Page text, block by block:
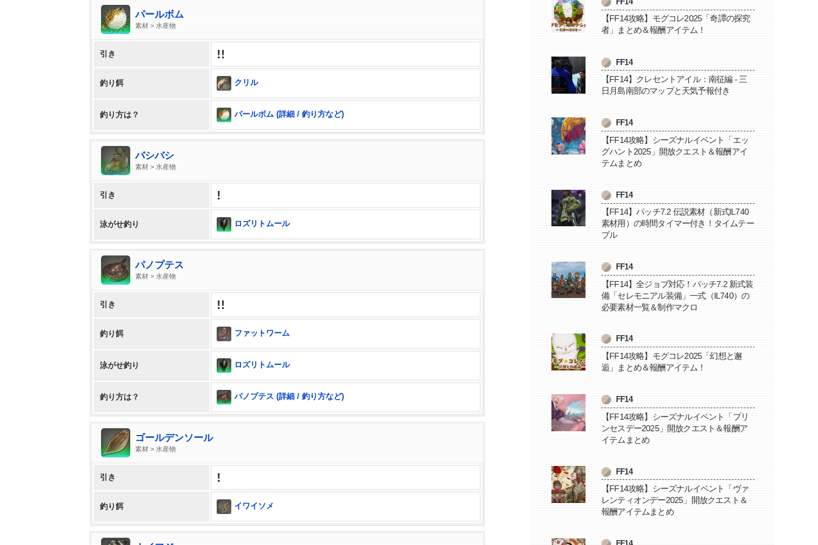
パールボム
素材 > 水産物
引き !!
釣り餌 クリル
釣り方は？ パールボム (詳細 / 釣り方など)
バシバシ
素材 > 水産物
引き !
泳がせ釣り ロズリトムール
パノプテス
素材 > 水産物
引き !!
釣り餌 ファットワーム
泳がせ釣り ロズリトムール
釣り方は？ パノプテス (詳細 / 釣り方など)
ゴールデンソール
素材 > 水産物
引き !
釣り餌 イワイソメ
【FF14攻略】モグコレ2025「奇譚の探究
者」まとめ＆報酬アイテム！
FF14
【FF14】クレセントアイル：南征編 - 三
日月島南部のマップと天気予報付き
FF14
【FF14攻略】シーズナルイベント「エッ
グハント2025」開放クエスト＆報酬アイ
テムまとめ
FF14
【FF14】パッチ7.2 伝説素材（新式IL740
素材用）の時間タイマー付き！タイムテー
ブル
FF14
【FF14】全ジョブ対応！パッチ7.2 新式装
備「セレモニアル装備」一式（IL740）の
必要素材一覧＆制作マクロ
FF14
【FF14攻略】モグコレ2025「幻想と邂
逅」まとめ＆報酬アイテム！
FF14
【FF14攻略】シーズナルイベント「プリ
ンセスデー2025」開放クエスト＆報酬ア
イテムまとめ
FF14
【FF14攻略】シーズナルイベント「ヴァ
レンティオンデー2025」開放クエスト＆
報酬アイテムまとめ